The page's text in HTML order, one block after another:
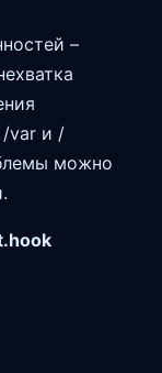
–
/var и /
можно